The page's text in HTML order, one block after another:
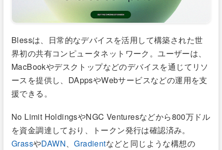
Blessは、日常的なデバイスを活用して構築された世
界初の共有コンピュータネットワーク。ユーザーは、
MacBookやデスクトップなどのデバイスを通じてリソ
ースを提供し、DAppsやWebサービスなどの運用を支
援できる。
No Limit HoldingsやNGC Venturesなどから800万ドル
を資金調達しており、トークン発行は確認済み。
GrassやDAWN、Gradientなどと同じような構想の